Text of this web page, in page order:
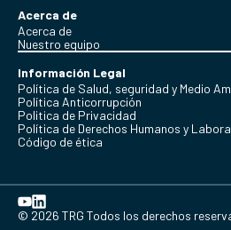
Acerca de
Acerca de
Nuestro equipo
Información Legal
Política de Salud, seguridad y Medio
Política Anticorrupción
Politica de Privacidad
Política de Derechos Humanos y
Código de ética
© 2026 TRG Todos los derechos